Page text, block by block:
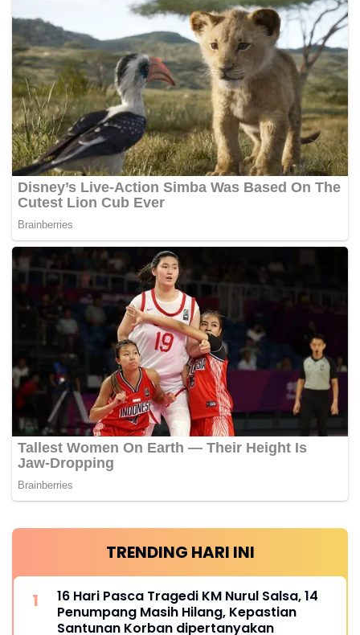
TRENDING HARI INI
16 Hari Pasca Tragedi KM Nurul Salsa, 14
Penumpang Masih Hilang, Kepastian
Santunan Korban dipertanyakan